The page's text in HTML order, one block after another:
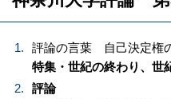
評論の言葉 自己決定権
特集・世紀の終わり、世
評論